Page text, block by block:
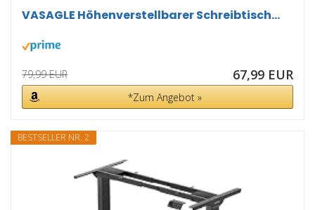
VASAGLE Höhenverstellbarer Schreibtisch...
79,99 EUR 67,99 EUR
*Zum Angebot »
BESTSELLER NR. 2